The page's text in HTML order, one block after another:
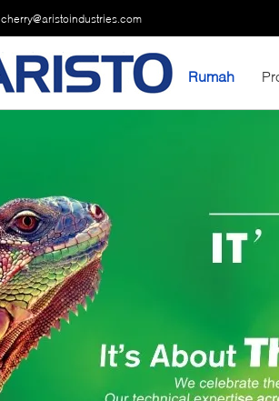
cherry@aristoindustries.com
Rumah